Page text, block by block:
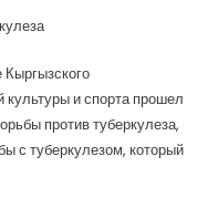
Кыргызского
культуры и спорта прошел
против туберкулеза,
с туберкулезом, который